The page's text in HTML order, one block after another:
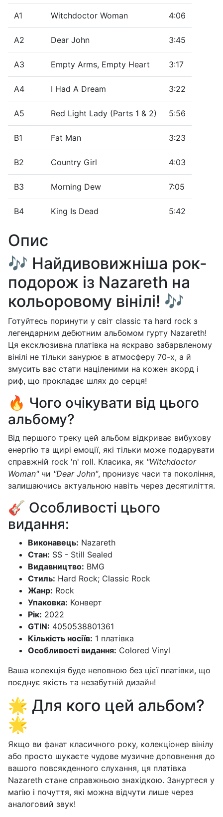
A1 Witchdoctor Woman 4:06
A2 Dear John 3:45
A3 Empty Arms, Empty Heart 3:17
A4 I Had A Dream 3:22
A5 Red Light Lady (Parts 1 & 2) 5:56
B1 Fat Man 3:23
B2 Country Girl 4:03
B3 Morning Dew 7:05
B4 King Is Dead 5:42
Опис
🎶 Найдивовижніша рок-
подорож із Nazareth на
кольоровому вінілі! 🎶
Готуйтесь поринути у світ classic та hard rock з
легендарним дебютним альбомом гурту Nazareth!
Ця ексклюзивна платівка на яскраво забарвленому
вінілі не тільки занурює в атмосферу 70-х, а й
змусить вас стати націленими на кожен акорд і
риф, що прокладає шлях до серця!
🔥 Чого очікувати від цього
альбому?
Від першого треку цей альбом відкриває вибухову
енергію та щирі емоції, які тільки може подарувати
справжній rock 'n' roll. Класика, як "Witchdoctor
Woman"чи "Dear John", пронизує часи та покоління,
залишаючись актуальною навіть через десятиліття.
🎸 Особливості цього
видання:
Виконавець: Nazareth
Стан: SS - Still Sealed
Видавництво: BMG
Стиль: Hard Rock; Classic Rock
Жанр: Rock
Упаковка: Конверт
Рік: 2022
GTIN: 4050538801361
Кількість носіїв: 1 платівка
Особливості видання: Colored Vinyl
Ваша колекція буде неповною без цієї платівки, що
поєднує якість та незабутній дизайн!
🌟 Для кого цей альбом?
🌟
Якщо ви фанат класичного року, колекціонер вінілу
або просто шукаєте чудове музичне доповнення до
вашого повсякденного слухання, ця платівка
Nazareth стане справжньою знахідкою. Зануртеся у
магію і почуття, які можна відчути лише через
аналоговий звук!